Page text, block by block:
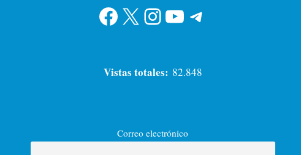
Facebook
X Instagram
YouTube
Telegram
Vistas totales: 82.848
Correo electrónico